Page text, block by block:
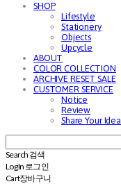
SHOP
Lifestyle
Stationery
Objects
Upcycle
ABOUT
COLOR COLLECTION
ARCHIVE RESET SALE
CUSTOMER SERVICE
Notice
Review
Share Your Idea
Search 검색
Log In 로그인
Cart장바구니